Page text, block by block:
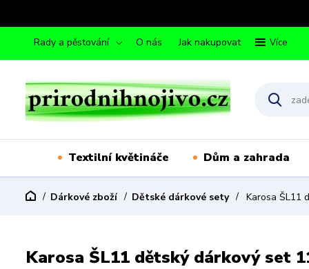
Rady a pěstování O nás Jak nakupovat Více
Textilní květináče Dům a zahrada
Dárkové zboží Dětské dárkové sety Karosa ŠL11
Karosa ŠL11 dětský dárkový set